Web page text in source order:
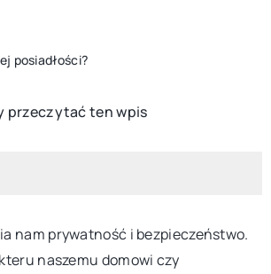
posiadłości?
przeczytać ten wpis
nam prywatność i bezpieczeństwo.
naszemu domowi czy